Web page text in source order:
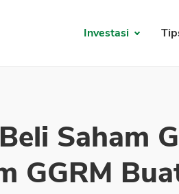
Investasi
Saham
GGRM